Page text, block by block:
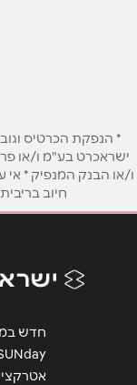
אימייל*
אנא חזרו
* הנפקת הכרטיס
ישראכרט בע"מ ו/או
ו/או הבנק המנפיק * אי
חיוב
חדש